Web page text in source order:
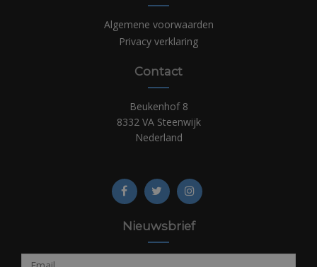
Algemene voorwaarden
Privacy verklaring
Contact
Beukenhof 8
8332 VA Steenwijk
Nederland
Nieuwsbrief